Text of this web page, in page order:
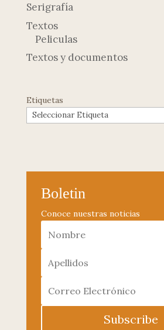
Serigrafía
Textos
Peliculas
Textos y documentos
Etiquetas
Boletin
Conoce nuestras noticias
Subscribe